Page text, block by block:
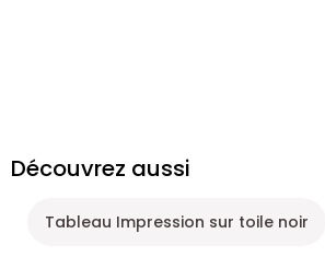
Découvrez aussi
Tableau Impression sur toile noir